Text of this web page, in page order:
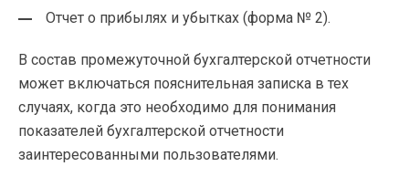
Отчет о прибылях и убытках (форма № 2).
В состав промежуточной бухгалтерской отчетности
может включаться пояснительная записка в тех
случаях, когда это необходимо для понимания
показателей бухгалтерской отчетности
заинтересованными пользователями.